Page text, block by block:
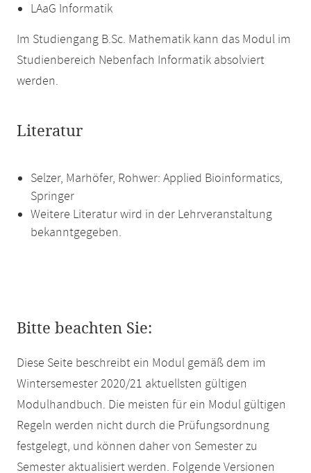
LAaG Informatik
Im Studiengang B.Sc. Mathematik kann das Modul im
Studienbereich Nebenfach Informatik absolviert
werden.
Literatur
Selzer, Marhöfer, Rohwer: Applied Bioinformatics,
Springer
Weitere Literatur wird in der Lehrveranstaltung
bekanntgegeben.
Bitte beachten Sie:
Diese Seite beschreibt ein Modul gemäß dem im
Wintersemester 2020/21 aktuellsten gültigen
Modulhandbuch. Die meisten für ein Modul gültigen
Regeln werden nicht durch die Prüfungsordnung
festgelegt, und können daher von Semester zu
Semester aktualisiert werden. Folgende Versionen